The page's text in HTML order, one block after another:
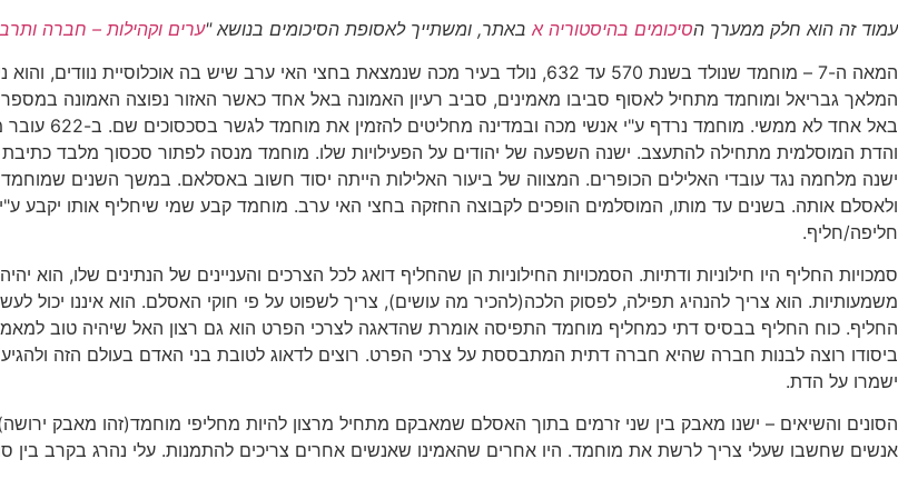
עמוד זה הוא חלק ממערך הסיכומים בהיסטוריה א באתר, ומשתייך לאסופת הסיכומים בנושא "ערים וקהילות – חברה
המלאך גבריאל ומוחמד מתחיל לאסוף סביבו מאמינים, סביב רעיון האמונה באל אחד כאשר האזור נפוצה האמונה
באל אחד לא
והדת המוסלמית מתחילה להתעצב. ישנה השפעה של יהודים על הפעילויות שלו. מוחמד מנסה לפתור סכסוך מלבד
ישנה מלחמה נגד עובדי האלילים הכופרים. המצווה של ביעור האלילות הייתה יסוד חשוב באסלאם. במשך השנים
ולאסלם אותה. בשנים עד מותו, המוסלמים הופכים לקבוצה החזקה בחצי האי ערב. מוחמד קבע שמי שיחליף אותו יקבע
חליפה/חליף.
סמכויות החליף היו חילוניות ודתיות. הסמכויות החילוניות הן שהחליף דואג לכל הצרכים והעניינים של הנתינים שלו, הוא
משמעותיות. הוא צריך להנהיג תפילה, לפסוק הלכה(להכיר מה עושים), צריך לשפוט על פי חוקי האסלם. הוא איננו יכול
החליף. כוח החליף בבסיס דתי כמחליף מוחמד התפיסה אומרת שהדאגה לצרכי הפרט הוא גם רצון האל שיהיה טוב
ביסודו רוצה לבנות חברה שהיא חברה דתית המתבססת על צרכי הפרט. רוצים לדאוג לטובת בני האדם בעולם הזה
ישמרו על הדת.
הסונים והשיאים – ישנו מאבק בין שני זרמים בתוך האסלם שמאבקם מתחיל מרצון להיות מחליפי מוחמד(זהו מאבק
אנשים שחשבו שעלי צריך לרשת את מוחמד. היו אחרים שהאמינו שאנשים אחרים צריכים להתמנות. עלי נהרג בקרב בין